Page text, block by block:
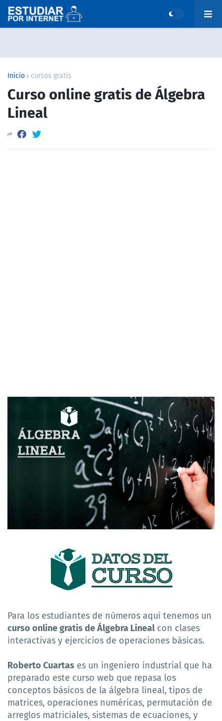
Inicio cursos gratis
Curso online gratis de Álgebra
Lineal
Para los estudiantes de números aquí tenemos un
curso online gratis de Álgebra Linealcon clases
interactivas y ejercicios de operaciones básicas.
Roberto Cuartas es un ingeniero industrial que ha
preparado este curso web que repasa los
conceptos básicos de la álgebra lineal, tipos de
matrices, operaciones numéricas, permutación de
arreglos matriciales, sistemas de ecuaciones, y